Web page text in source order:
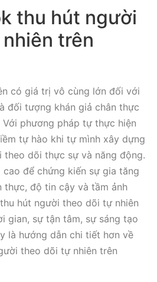
thu hút người
trên
có giá trị vô cùng lớn đối với
đối tượng khán giả chân thực
phương pháp tự thực hiện
tự hào khi tự mình xây dựng
dõi thực sự và năng động.
cao để chứng kiến sự gia tăng
thực, độ tin cậy và tầm ảnh
hút người theo dõi tự nhiên
gian, sự tận tâm, sự sáng tạo
là hướng dẫn chi tiết hơn về
theo dõi tự nhiên trên